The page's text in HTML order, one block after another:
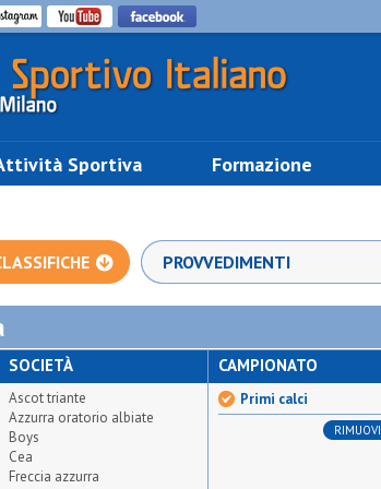
Sportiva Formazione
PROVVEDIMENTI
SOCIETÀ
Ascot triante
Azzurra oratorio albiate
Boys
Cea
Freccia azzurra
CAMPIONATO
Primi calci
RIMUOVI